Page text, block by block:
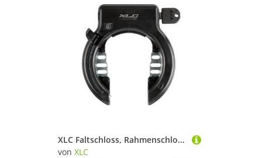
XLC Faltschloss, Rahmenschloss Fantomas II LO-F02
von XLC